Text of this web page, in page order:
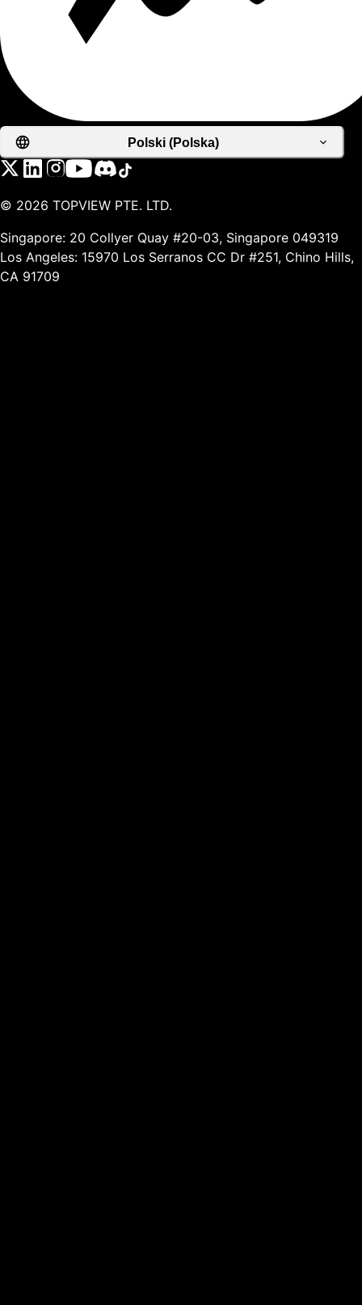
Polski (Polska)
© 2026 TOPVIEW PTE. LTD.
Singapore: 20 Collyer Quay #20-03, Singapore 049319
Los Angeles: 15970 Los Serranos CC Dr #251, Chino Hills,
CA 91709